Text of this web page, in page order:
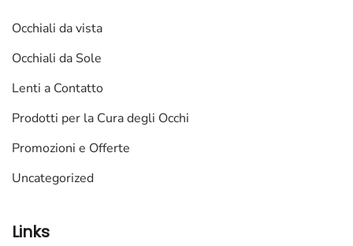
Occhiali da vista
Occhiali da Sole
Lenti a Contatto
Prodotti per la Cura degli Occhi
Promozioni e Offerte
Uncategorized
Links